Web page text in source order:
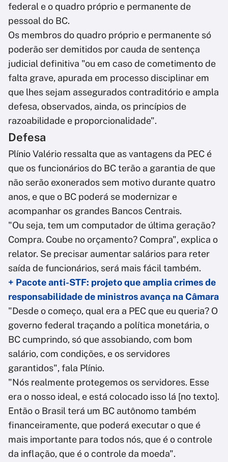
federal e o quadro próprio e permanente de
pessoal do BC.
Os membros do quadro próprio e permanente só
poderão ser demitidos por cauda de sentença
judicial definitiva "ou em caso de cometimento de
falta grave, apurada em processo disciplinar em
que lhes sejam assegurados contraditório e ampla
defesa, observados, ainda, os princípios de
razoabilidade e proporcionalidade".
Defesa
Plínio Valério ressalta que as vantagens da PEC é
que os funcionários do BC terão a garantia de que
não serão exonerados sem motivo durante quatro
anos, e que o BC poderá se modernizar e
acompanhar os grandes Bancos Centrais.
"Ou seja, tem um computador de última geração?
Compra. Coube no orçamento? Compra", explica o
relator. Se precisar aumentar salários para reter
saída de funcionários, será mais fácil também.
+ Pacote anti-STF: projeto que amplia crimes de
responsabilidade de ministros avança na Câmara
"Desde o começo, qual era a PEC que eu queria? O
governo federal traçando a política monetária, o
BC cumprindo, só que assobiando, com bom
salário, com condições, e os servidores
garantidos", fala Plínio.
"Nós realmente protegemos os servidores. Esse
era o nosso ideal, e está colocado isso lá [no texto].
Então o Brasil terá um BC autônomo também
financeiramente, que poderá executar o que é
mais importante para todos nós, que é o controle
da inflação, que é o controle da moeda".